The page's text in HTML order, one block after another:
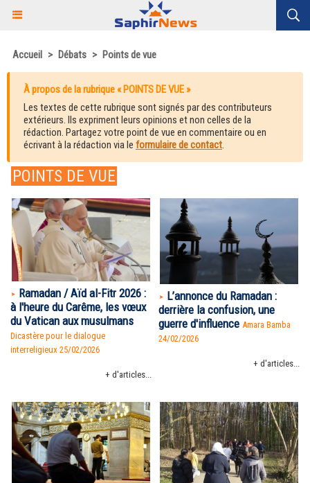
Accueil > Débats > Points de vue
À propos de la rubrique « POINTS DE VUE »
Les textes de cette rubrique sont signés par des contributeurs
extérieurs. Ils expriment leurs opinions et non celles de la
rédaction. Partagez votre point de vue en commentaire ou en
écrivant à la rédaction via le formulaire de contact.
POINTS DE VUE
Ramadan / Aïd al-Fitr 2026 :
à l'heure du Carême, les vœux
du Vatican aux musulmans
Dicastère pour le dialogue
interreligieux 25/02/2026
+ d'articles...
L’annonce du Ramadan :
derrière la confusion, une
guerre d'influence Amara Bamba
24/02/2026
+ d'articles...